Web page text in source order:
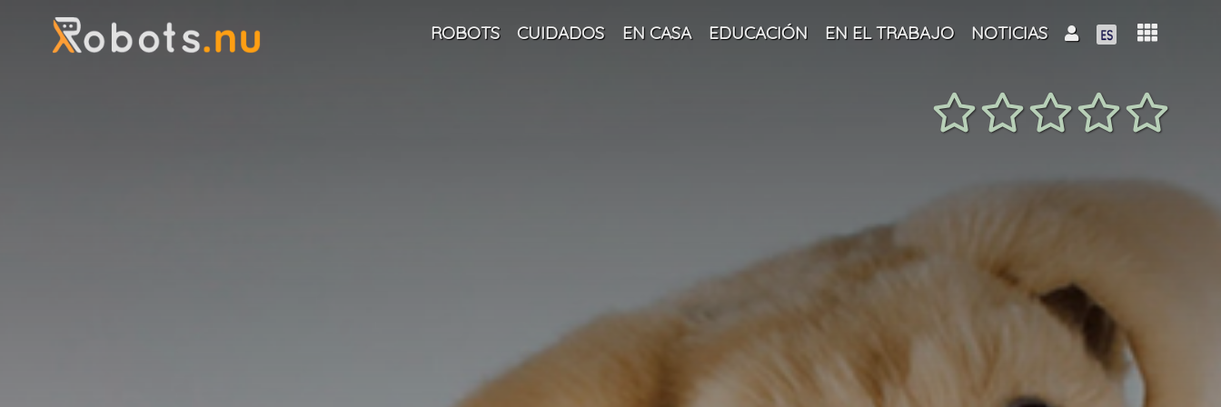
ROBOTS CUIDADOS EN CASA EDUCACIÓN EN EL TRABAJO NOTICIAS